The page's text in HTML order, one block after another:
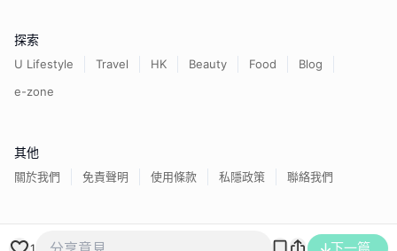
1
探索
U Lifestyle Travel HK Beauty Food
Blog
e-zone
其他
關於我們 免責聲明 使用條款 私隱政策 聯絡我們
香港經濟日報版權所有©